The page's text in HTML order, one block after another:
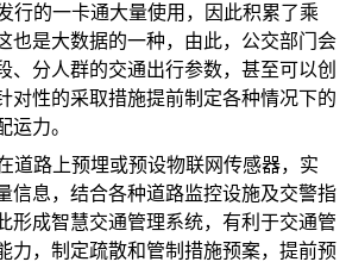
行的一卡通大量使用，因此积累了乘
也是大数据的一种，由此，公交部门会
、分人群的交通出行参数，甚至可以创
对性的采取措施提前制定各种情况下的
运力。
道路上预埋或预设物联网传感器，实
信息，结合各种道路监控设施及交警指
形成智慧交通管理系统，有利于交通管
力，制定疏散和管制措施预案，提前预